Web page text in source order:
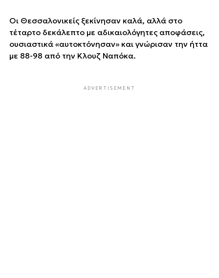
Οι Θεσσαλονικείς ξεκίνησαν καλά, αλλά στο
τέταρτο δεκάλεπτο με αδικαιολόγητες αποφάσεις,
ουσιαστικά «αυτοκτόνησαν» και γνώρισαν την ήττα
με 88-98 από την Κλουζ Ναπόκα.
ADVERTISEMENT